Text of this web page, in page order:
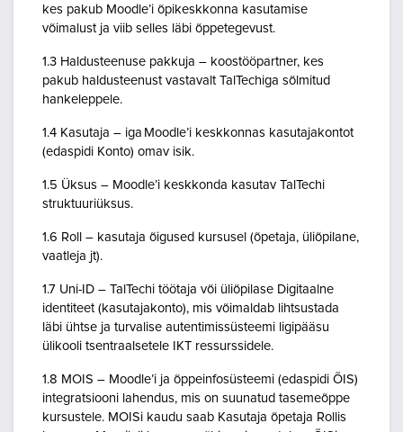
kes pakub Moodle’i õpikeskkonna kasutamise
võimalust ja viib selles läbi õppetegevust.
1.3 Haldusteenuse pakkuja – koostööpartner, kes
pakub haldusteenust vastavalt TalTechiga sõlmitud
hankeleppele.
1.4 Kasutaja – iga Moodle’i keskkonnas kasutajakontot
(edaspidi Konto) omav isik.
1.5 Üksus – Moodle’i keskkonda kasutav TalTechi
struktuuriüksus.
1.6 Roll – kasutaja õigused kursusel (õpetaja, üliõpilane,
vaatleja jt).
1.7 Uni-ID – TalTechi töötaja või üliõpilase Digitaalne
identiteet (kasutajakonto), mis võimaldab lihtsustada
läbi ühtse ja turvalise autentimissüsteemi ligipääsu
ülikooli tsentraalsetele IKT ressurssidele.
1.8 MOIS – Moodle’i ja õppeinfosüsteemi (edaspidi ÕIS)
integratsiooni lahendus, mis on suunatud tasemeõppe
kursustele. MOISi kaudu saab Kasutaja õpetaja Rollis